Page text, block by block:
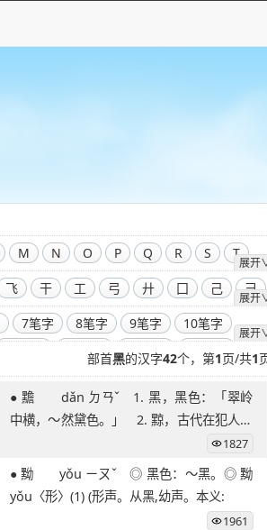
展开
M N O P Q R S
T
展开
飞 干 工 弓 廾 囗 己
彐
展开
7笔字 8笔字 9笔字
10笔字
17笔字 18笔字
19笔字
25笔字 26笔字 27笔字
28笔字
34笔字 35笔字 36笔字
39笔字
部首黑的汉字42个，第1页/共1
● 黵 dǎn ㄉㄢˇ 1. 黑，黑色：「翠岭
中横，～然黛色。」 2. 黥，古代在犯人或
1827
● 黝 yǒu ㄧㄡˇ ◎ 黑色：～黑。◎ 黝
yǒu〈形〉(1) (形声。从黑,幼声。本义:
1961